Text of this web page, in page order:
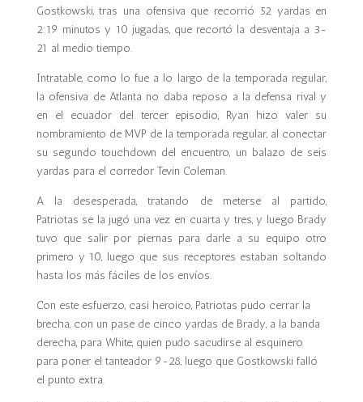
Gostkowski, tras una ofensiva que recorrió 52 yardas en
2:19 minutos y 10 jugadas, que recortó la desventaja a 3-
21 al medio tiempo.
Intratable, como lo fue a lo largo de la temporada regular,
la ofensiva de Atlanta no daba reposo a la defensa rival y
en el ecuador del tercer episodio, Ryan hizo valer su
nombramiento de MVP de la temporada regular, al conectar
su segundo touchdown del encuentro, un balazo de seis
yardas para el corredor Tevin Coleman.
A la desesperada, tratando de meterse al partido,
Patriotas se la jugó una vez en cuarta y tres, y luego Brady
tuvo que salir por piernas para darle a su equipo otro
primero y 10, luego que sus receptores estaban soltando
hasta los más fáciles de los envíos.
Con este esfuerzo, casi heroico, Patriotas pudo cerrar la
brecha, con un pase de cinco yardas de Brady, a la banda
derecha, para White, quien pudo sacudirse al esquinero
para poner el tanteador 9-28, luego que Gostkowski falló
el punto extra.